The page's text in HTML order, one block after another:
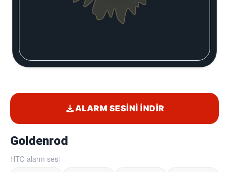
Goldenrod
HTC alarm sesi
ALARM SESINI İNDIR